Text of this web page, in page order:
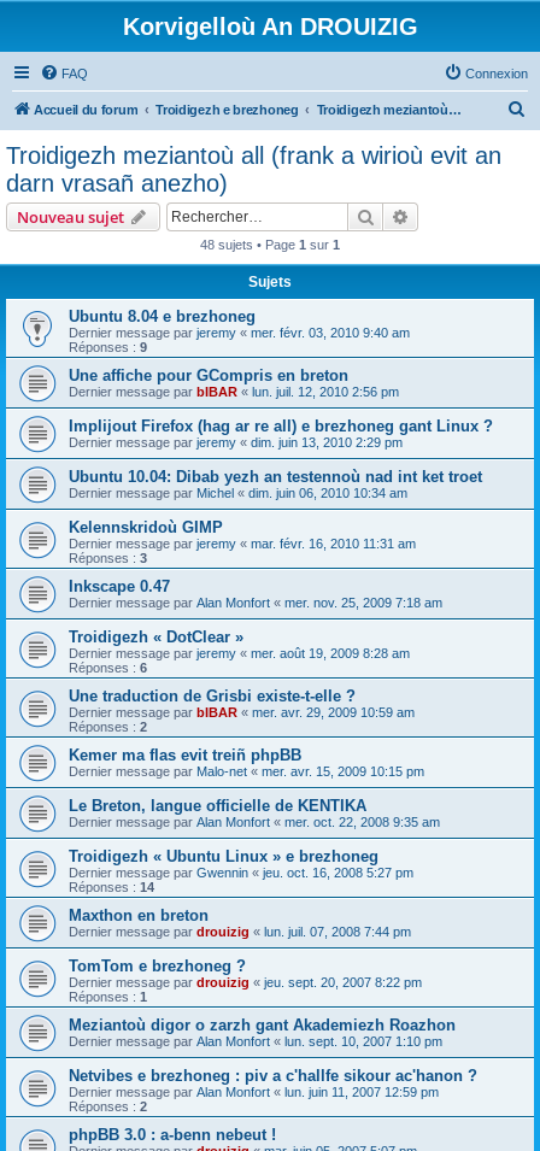
Korvigelloù An DROUIZIG
FAQ Connexion
Accueil du forum Troidigezh e brezhoneg Troidigezh meziantoù all (frank a wirioù evit an darn vrasañ anezho)
Troidigezh meziantoù all (frank a wirioù evit an
darn vrasañ anezho)
Nouveau sujet Rechercher
48 sujets • Page 1 sur 1
Sujets
Ubuntu 8.04 e brezhoneg
Dernier message par jeremy « mer. févr. 03, 2010 9:40 am
Réponses : 9
Une affiche pour GCompris en breton
Dernier message par bIBAR « lun. juil. 12, 2010 2:56 pm
Implijout Firefox (hag ar re all) e brezhoneg gant Linux ?
Dernier message par jeremy « dim. juin 13, 2010 2:29 pm
Ubuntu 10.04: Dibab yezh an testennoù nad int ket troet
Dernier message par Michel « dim. juin 06, 2010 10:34 am
Kelennskridoù GIMP
Dernier message par jeremy « mar. févr. 16, 2010 11:31 am
Réponses : 3
Inkscape 0.47
Dernier message par Alan Monfort « mer. nov. 25, 2009 7:18 am
Troidigezh « DotClear »
Dernier message par jeremy « mer. août 19, 2009 8:28 am
Réponses : 6
Une traduction de Grisbi existe-t-elle ?
Dernier message par bIBAR « mer. avr. 29, 2009 10:59 am
Réponses : 2
Kemer ma flas evit treiñ phpBB
Dernier message par Malo-net « mer. avr. 15, 2009 10:15 pm
Le Breton, langue officielle de KENTIKA
Dernier message par Alan Monfort « mer. oct. 22, 2008 9:35 am
Troidigezh « Ubuntu Linux » e brezhoneg
Dernier message par Gwennin « jeu. oct. 16, 2008 5:27 pm
Réponses : 14
Maxthon en breton
Dernier message par drouizig « lun. juil. 07, 2008 7:44 pm
TomTom e brezhoneg ?
Dernier message par drouizig « jeu. sept. 20, 2007 8:22 pm
Réponses : 1
Meziantoù digor o zarzh gant Akademiezh Roazhon
Dernier message par Alan Monfort « lun. sept. 10, 2007 1:10 pm
Netvibes e brezhoneg : piv a c'hallfe sikour ac'hanon ?
Dernier message par Alan Monfort « lun. juin 11, 2007 12:59 pm
Réponses : 2
phpBB 3.0 : a-benn nebeut !